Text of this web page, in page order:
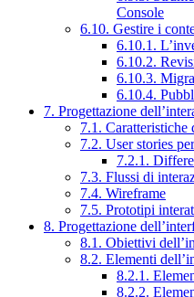
Console
6.10. Gestire i
6.10.1.
6.10.2.
6.10.3.
6.10.4.
7. Progettazione
7.1. Caratteristiche
7.2. User stories
7.2.1.
7.3. Flussi di
7.4. Wireframe
7.5. Prototipi
8. Progettazione
8.1. Obiettivi
8.2. Elementi
8.2.1.
8.2.2.